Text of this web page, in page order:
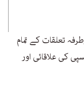
تعلقات کے تمام
کی علاقائی اور